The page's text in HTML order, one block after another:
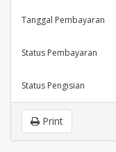
Tanggal Pembayaran
Status Pembayaran
Status Pengisian
Print